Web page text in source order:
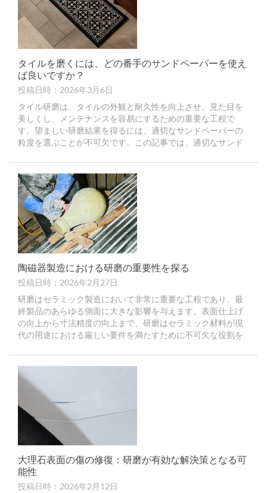
タイルを磨くには、どの番手のサンドペーパーを使え
ば良いですか？
投稿日時：2026年3月6日
タイル研磨は、タイルの外観と耐久性を向上させ、見た目を
美しくし、メンテナンスを容易にするための重要な工程で
す。望ましい研磨結果を得るには、適切なサンドペーパーの
粒度を選ぶことが不可欠です。この記事では、適切なサンド
陶磁器製造における研磨の重要性を探る
投稿日時：2026年2月27日
研磨はセラミック製造において非常に重要な工程であり、最
終製品のあらゆる側面に大きな影響を与えます。表面仕上げ
の向上から寸法精度の向上まで、研磨はセラミック材料が現
代の用途における厳しい要件を満たすために不可欠な役割を
大理石表面の傷の修復：研磨が有効な解決策となる可
能性
投稿日時：2026年2月12日